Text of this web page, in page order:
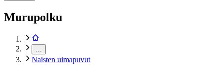
Murupolku
Naisten uimapuvut